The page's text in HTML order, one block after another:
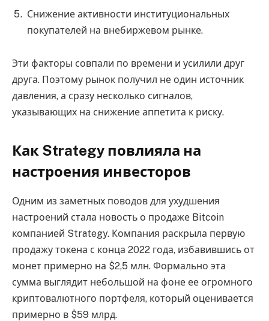
Снижение активности институциональных
покупателей на внебиржевом рынке.
Эти факторы совпали по времени и усилили друг
друга. Поэтому рынок получил не один источник
давления, а сразу несколько сигналов,
указывающих на снижение аппетита к риску.
Как Strategy повлияла на
настроения инвесторов
Одним из заметных поводов для ухудшения
настроений стала новость о продаже Bitcoin
компанией Strategy. Компания раскрыла первую
продажу токена с конца 2022 года, избавившись от
монет примерно на $2,5 млн. Формально эта
сумма выглядит небольшой на фоне ее огромного
криптовалютного портфеля, который оценивается
примерно в $59 млрд.